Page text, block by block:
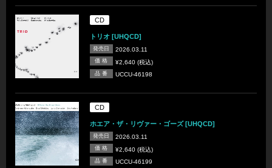
CD
トリオ [UHQCD]
発売日 2026.03.11
価 格 ¥2,640 (税込)
品 番 UCCU-46198
CD
ホエア・ザ・リヴァー・ゴーズ [UHQCD]
発売日 2026.03.11
価 格 ¥2,640 (税込)
品 番 UCCU-46199